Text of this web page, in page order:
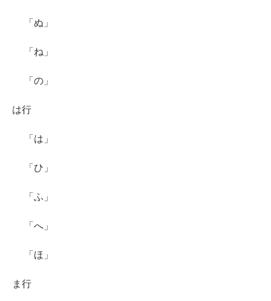
「ぬ」
「ね」
「の」
は行
「は」
「ひ」
「ふ」
「へ」
「ほ」
ま行